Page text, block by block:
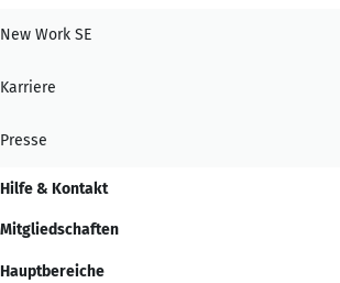
New Work SE
Karriere
Presse
Hilfe & Kontakt
Mitgliedschaften
Hauptbereiche